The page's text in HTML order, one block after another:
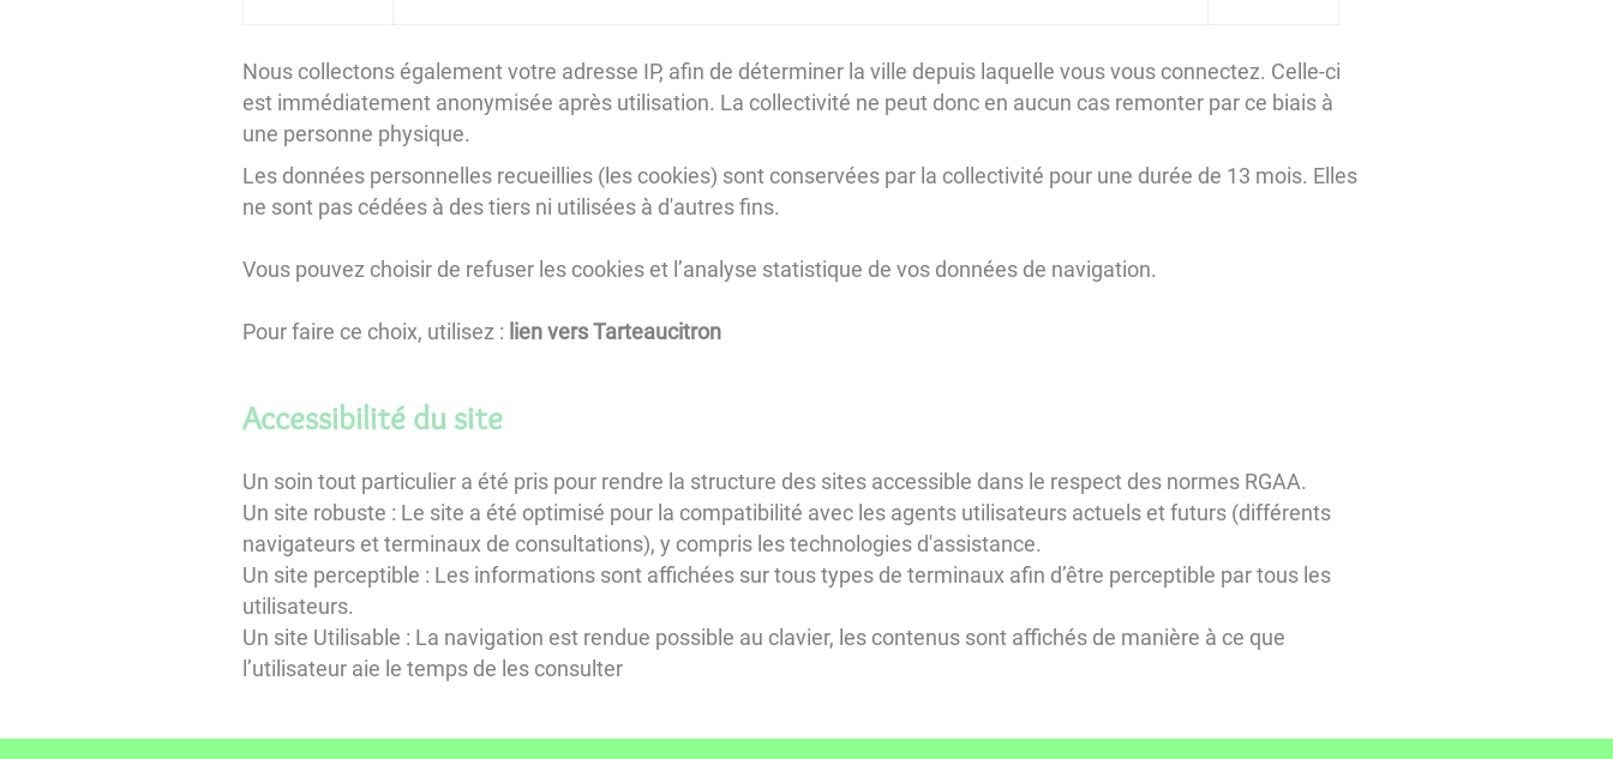
Nous collectons également votre adresse IP, afin de déterminer la ville depuis laquelle vous vous connectez. Celle-ci
est immédiatement anonymisée après utilisation. La collectivité ne peut donc en aucun cas remonter par ce biais à
une personne physique.
Les données personnelles recueillies (les cookies) sont conservées par la collectivité pour une durée de 13 mois. Elles
ne sont pas cédées à des tiers ni utilisées à d'autres fins.
Vous pouvez choisir de refuser les cookies et l’analyse statistique de vos données de navigation.
Pour faire ce choix, utilisez : lien vers Tarteaucitron
Accessibilité du site
Un soin tout particulier a été pris pour rendre la structure des sites accessible dans le respect des normes RGAA.
Un site robuste : Le site a été optimisé pour la compatibilité avec les agents utilisateurs actuels et futurs (différents
navigateurs et terminaux de consultations), y compris les technologies d'assistance.
Un site perceptible : Les informations sont affichées sur tous types de terminaux afin d’être perceptible par tous les
utilisateurs.
Un site Utilisable : La navigation est rendue possible au clavier, les contenus sont affichés de manière à ce que
l’utilisateur aie le temps de les consulter